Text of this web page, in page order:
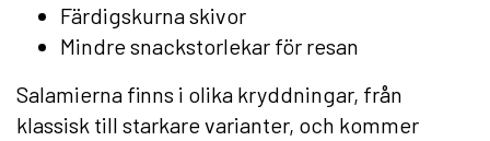
Färdigskurna skivor
Mindre snackstorlekar för resan
Salamierna finns i olika kryddningar, från
klassisk till starkare varianter, och kommer